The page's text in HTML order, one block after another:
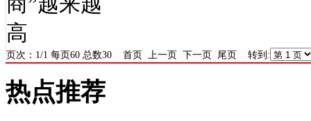
页次：1/1 每页60 总数30 首页 上一页 下一页 尾页 转到:
热点推荐